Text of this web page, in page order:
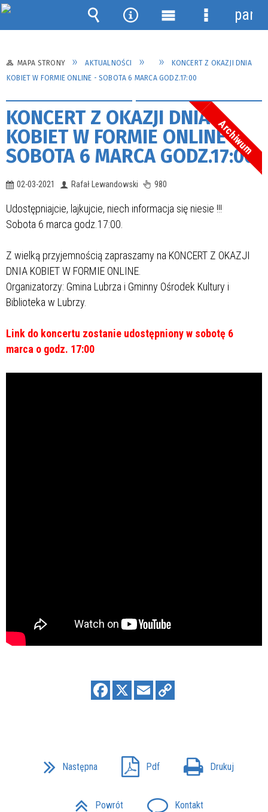
MAPA STRONY AKTUALNOŚCI
KONCERT Z OKAZJI DNIA
KOBIET W FORMIE ONLINE - SOBOTA 6 MARCA GODZ.17:00
KONCERT Z OKAZJI DNIA
KOBIET W FORMIE ONLINE -
SOBOTA 6 MARCA GODZ.17:00
Archiwum
02-03-2021 Rafał Lewandowski 980
Udostępniajcie, lajkujcie, niech informacja się niesie !!!
Sobota 6 marca godz.17:00.
Z wielką przyjemnością zapraszamy na KONCERT Z OKAZJI
DNIA KOBIET W FORMIE ONLINE.
Organizatorzy: Gmina Lubrza i Gminny Ośrodek Kultury i
Biblioteka w Lubrzy.
Link do koncertu zostanie udostępniony w sobotę 6
marca o godz. 17:00
Następna Pdf Drukuj
Powrót Kontakt
Wyszukiwarka
Narzędzia
Menu Menu
panel